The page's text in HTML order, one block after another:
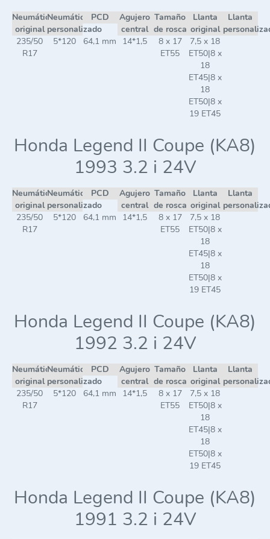
Neumático
original
Neumático
personalizado
PCD
Agujero
central
Tamaño
de rosca
Llanta
original
Llanta
235/50
R17
5*120 64,1 mm 14*1,5
8 x 17
ET55
7,5 x 18
ET50|8 x
18
ET45|8 x
18
ET50|8 x
19 ET45
Honda Legend II Coupe (KA8)
1993 3.2 i 24V
Neumático
original
Neumático
personalizado
PCD
Agujero
central
Tamaño
de rosca
Llanta
original
Llanta
235/50
R17
5*120 64,1 mm 14*1,5
8 x 17
ET55
7,5 x 18
ET50|8 x
18
ET45|8 x
18
ET50|8 x
19 ET45
Honda Legend II Coupe (KA8)
1992 3.2 i 24V
Neumático
original
Neumático
personalizado
PCD
Agujero
central
Tamaño
de rosca
Llanta
original
Llanta
235/50
R17
5*120 64,1 mm 14*1,5
8 x 17
ET55
7,5 x 18
ET50|8 x
18
ET45|8 x
18
ET50|8 x
19 ET45
Honda Legend II Coupe (KA8)
1991 3.2 i 24V